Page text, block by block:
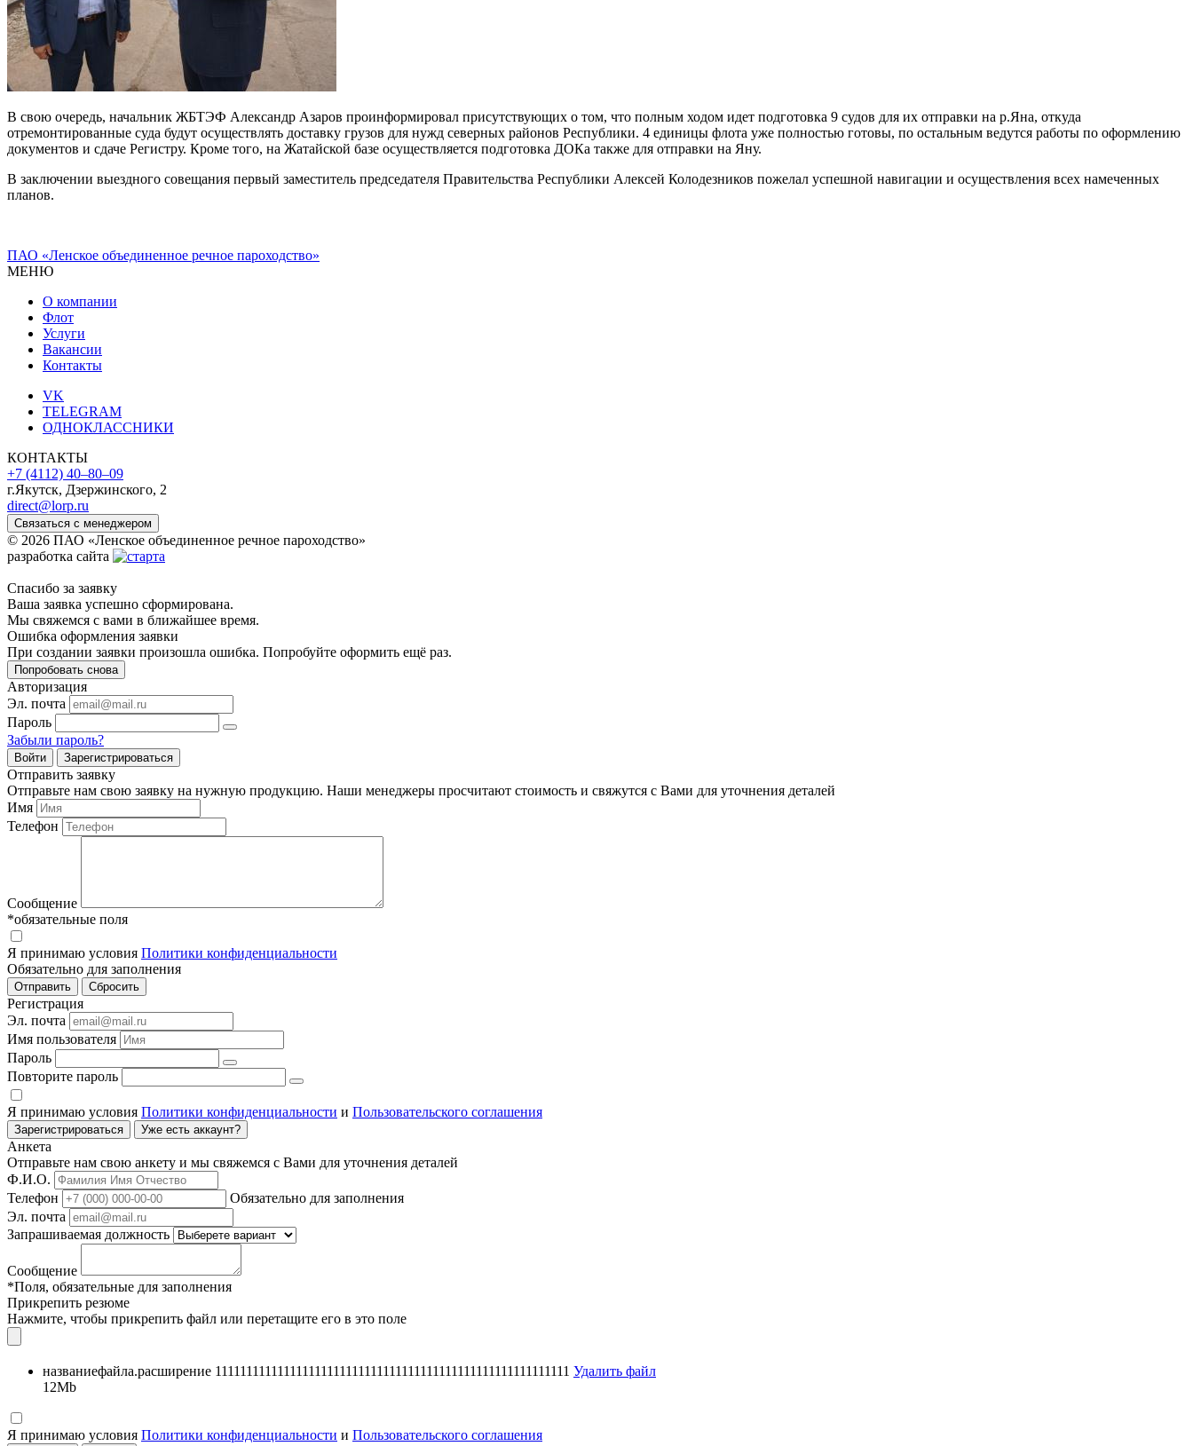
В свою очередь, начальник ЖБТЭФ Александр Азаров проинформировал присутствующих о том, что полным ходом идет подготовка 9 судов для их отправки на р.Яна, откуда
отремонтированные суда будут осуществлять доставку грузов для нужд северных районов Республики. 4 единицы флота уже полностью готовы, по остальным ведутся работы по оформлению
документов и сдаче Регистру. Кроме того, на Жатайской базе осуществляется подготовка ДОКа также для отправки на Яну.
В заключении выездного совещания первый заместитель председателя Правительства Республики Алексей Колодезников пожелал успешной навигации и осуществления всех намеченных
планов.
ПАО «Ленское объединенное речное пароходство»
МЕНЮ
О компании
Флот
Услуги
Вакансии
Контакты
VK
TELEGRAM
ОДНОКЛАССНИКИ
КОНТАКТЫ
+7 (4112) 40‒80‒09
г.Якутск, Дзержинского, 2
direct@lorp.ru
Связаться с менеджером
© 2026 ПАО «Ленское объединенное речное пароходство»
разработка сайта
Спасибо за заявку
Ваша заявка успешно сформирована.
Мы свяжемся с вами в ближайшее время.
Ошибка оформления заявки
При создании заявки произошла ошибка. Попробуйте оформить ещё раз.
Попробовать снова
Авторизация
Эл. почта
Пароль
Забыли пароль?
Войти Зарегистрироваться
Отправить заявку
Отправьте нам свою заявку на нужную продукцию. Наши менеджеры просчитают стоимость и свяжутся с Вами для уточнения деталей
Имя
Телефон
Сообщение
*обязательные поля
Я принимаю условия Политики конфиденциальности
Обязательно для заполнения
Регистрация
Эл. почта
Имя пользователя
Пароль
Повторите пароль
Я принимаю условия Политики конфиденциальности и Пользовательского соглашения
Зарегистрироваться Уже есть аккаунт?
Анкета
Отправьте нам свою анкету и мы свяжемся с Вами для уточнения деталей
Ф.И.О.
Телефон
Обязательно для заполнения
Эл. почта
Запрашиваемая должность
Сообщение
*Поля, обязательные для заполнения
Прикрепить резюме
Нажмите, чтобы прикрепить файл или перетащите его в это поле
названиефайла.расширение 111111111111111111111111111111111111111111111111111111111 Удалить файл
12Mb
Я принимаю условия Политики конфиденциальности и Пользовательского соглашения